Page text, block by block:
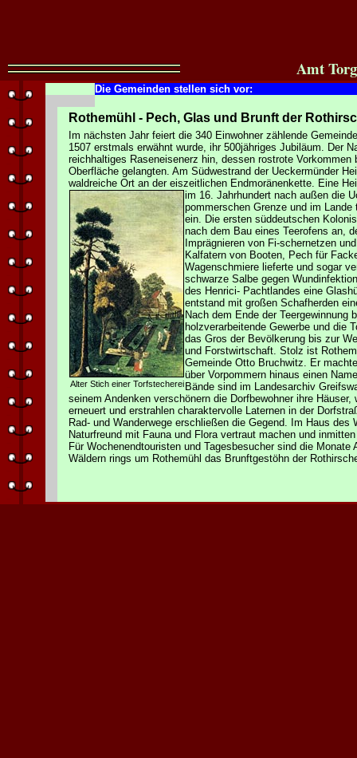
Amt
Die Gemeinden stellen sich vor:
Rothemühl - Pech, Glas und Brunft der
Im nächsten Jahr feiert die 340 Einwohner zählende
1507 erstmals erwähnt wurde, ihr 500jähriges Jubiläum. Der
reichhaltiges Raseneisenerz hin, dessen rostrote Vorkommen
Oberfläche gelangten. Am Südwestrand der Ueckermünder
waldreiche Ort an der eiszeitlichen Endmoränenkette. Eine
Alter Stich einer Torfstecherei
im 16. Jahrhundert nach außen die
pommerschen Grenze und im Lande
ein. Die ersten süddeutschen
nach dem Bau eines Teerofens an,
Imprägnieren von Fi-schernetzen
Kalfatern von Booten, Pech für
Wagenschmiere lieferte und sogar
schwarze Salbe gegen
des Henrici- Pachtlandes eine
entstand mit großen Schafherden
Nach dem Ende der Teergewinnung
holzverarbeitende Gewerbe und die
das Gros der Bevölkerung bis zur
und Forstwirtschaft. Stolz ist
Gemeinde Otto Bruchwitz. Er
über Vorpommern hinaus einen
Bände sind im Landesarchiv
seinem Andenken verschönern die Dorfbewohner ihre Häuser,
erneuert und erstrahlen charaktervolle Laternen in der
Rad- und Wanderwege erschließen die Gegend. Im Haus des
Naturfreund mit Fauna und Flora vertraut machen und
Für Wochenendtouristen und Tagesbesucher sind die
Wäldern rings um Rothemühl das Brunftgestöhn der